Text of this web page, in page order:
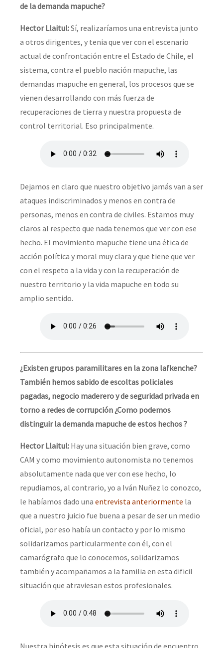
de la demanda mapuche?
Hector Llaitul:Sí, realizaríamos una entrevista junto
a otros dirigentes, y tenia que ver con el escenario
actual de confrontación entre el Estado de Chile, el
sistema, contra el pueblo nación mapuche, las
demandas mapuche en general, los procesos que se
vienen desarrollando con más fuerza de
recuperaciones de tierra y nuestra propuesta de
control territorial. Eso principalmente.
Dejamos en claro que nuestro objetivo jamás van a ser
ataques indiscriminados y menos en contra de
personas, menos en contra de civiles. Estamos muy
claros al respecto que nada tenemos que ver con ese
hecho. El movimiento mapuche tiene una ética de
acción política y moral muy clara y que tiene que ver
con el respeto a la vida y con la recuperación de
nuestro territorio y la vida mapuche en todo su
amplio sentido.
¿Existen grupos paramilitares en la zona lafkenche?
También hemos sabido de escoltas policiales
pagadas, negocio maderero y de seguridad privada en
torno a redes de corrupción ¿Como podemos
distinguir la demanda mapuche de estos hechos ?
Hector Llaitul: Hay una situación bien grave, como
CAM y como movimiento autonomista no tenemos
absolutamente nada que ver con ese hecho, lo
repudiamos, al contrario, yo a Iván Nuñez lo conozco,
le habíamos dado una entrevista anteriormente la
que a nuestro juicio fue buena a pesar de ser un medio
oficial, por eso había un contacto y por lo mismo
solidarizamos particularmente con él, con el
camarógrafo que lo conocemos, solidarizamos
también y acompañamos a la familia en esta dificil
situación que atraviesan estos profesionales.
Nuestra hipótesis es que esta situación de encuentro